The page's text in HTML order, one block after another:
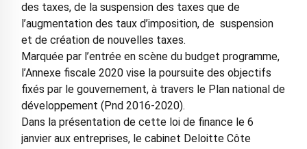
des taxes, de la suspension des taxes que de
l’augmentation des taux d’imposition, de suspension
et de création de nouvelles taxes.
Marquée par l’entrée en scène du budget programme,
l’Annexe fiscale 2020 vise la poursuite des objectifs
fixés par le gouvernement, à travers le Plan national de
développement (Pnd 2016-2020).
Dans la présentation de cette loi de finance le 6
janvier aux entreprises, le cabinet Deloitte Côte